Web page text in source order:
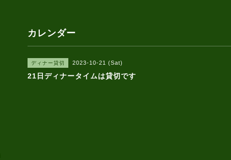
カレンダー
ディナー貸切 2023-10-21 (Sat)
21日ディナータイムは貸切です